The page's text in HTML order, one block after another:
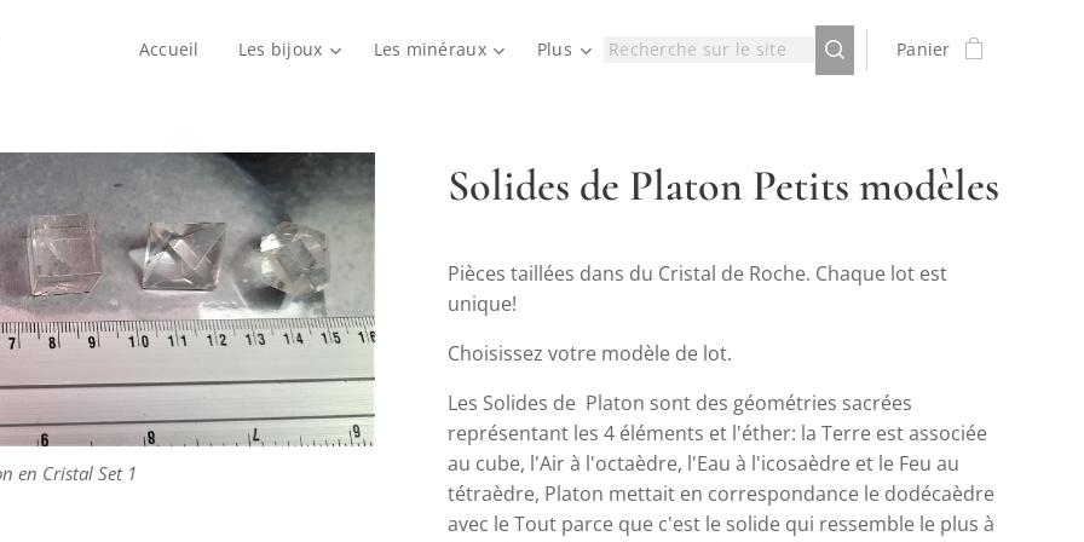
Accueil Les bijoux Les minéraux Plus Panier
Solides de Platon Petits modèles
en Cristal Set 1
en Cristal Set 1
en Cristal Set 2
en Cristal Set 2
en Cristal Set 3
en Cristal Set 3
en Cristal Set 4
en Cristal Set 4
Pièces taillées dans du Cristal de Roche. Chaque lot est
unique!
Choisissez votre modèle de lot.
Les Solides de Platon sont des géométries sacrées
représentant les 4 éléments et l'éther: la Terre est associée
au cube, l'Air à l'octaèdre, l'Eau à l'icosaèdre et le Feu au
tétraèdre, Platon mettait en correspondance le dodécaèdre
avec le Tout parce que c'est le solide qui ressemble le plus à